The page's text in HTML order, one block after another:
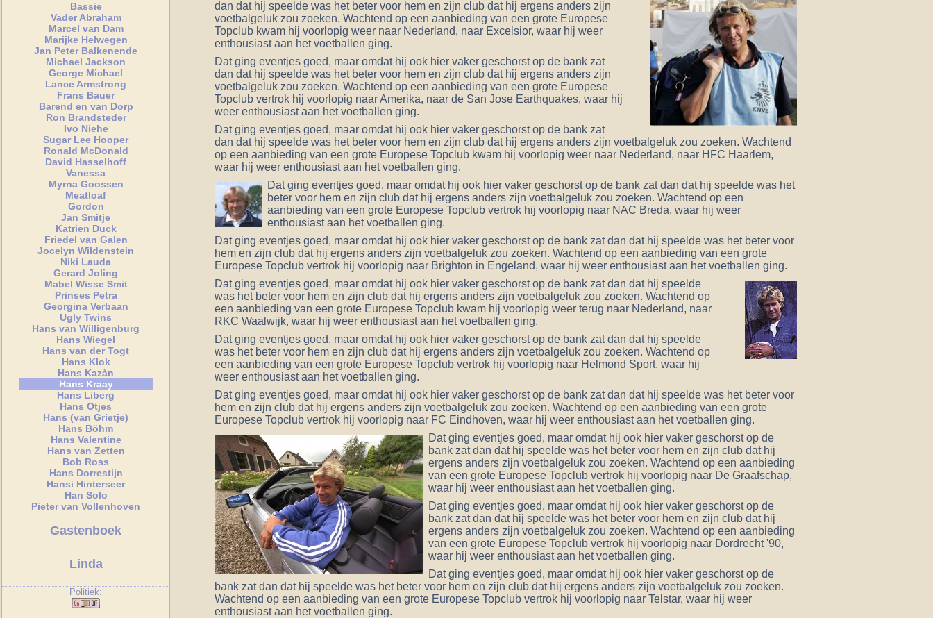
Bassie
Vader Abraham
Marcel van Dam
Marijke Helwegen
Jan Peter Balkenende
Michael Jackson
George Michael
Lance Armstrong
Frans Bauer
Barend en van Dorp
Ron Brandsteder
Ivo Niehe
Sugar Lee Hooper
Ronald McDonald
David Hasselhoff
Vanessa
Myrna Goossen
Meatloaf
Gordon
Jan Smitje
Katrien Duck
Friedel van Galen
Jocelyn Wildenstein
Niki Lauda
Gerard Joling
Mabel Wisse Smit
Prinses Petra
Georgina Verbaan
Ugly Twins
Hans van Willigenburg
Hans Wiegel
Hans van der Togt
Hans Klok
Hans Kazàn
Hans Kraay
Hans Liberg
Hans Otjes
Hans (van Grietje)
Hans Böhm
Hans Valentine
Hans van Zetten
Bob Ross
Hans Dorrestijn
Hansi Hinterseer
Han Solo
Pieter van Vollenhoven
Gastenboek
Linda
Politiek:
dan dat hij speelde was het beter voor hem en zijn club dat hij ergens anders zijn
voetbalgeluk zou zoeken. Wachtend op een aanbieding van een grote Europese
Topclub kwam hij voorlopig weer naar Nederland, naar Excelsior, waar hij weer
enthousiast aan het voetballen ging.
Dat ging eventjes goed, maar omdat hij ook hier vaker geschorst op de bank zat
dan dat hij speelde was het beter voor hem en zijn club dat hij ergens anders zijn
voetbalgeluk zou zoeken. Wachtend op een aanbieding van een grote Europese
Topclub vertrok hij voorlopig naar Amerika, naar de San Jose Earthquakes, waar hij
weer enthousiast aan het voetballen ging.
Dat ging eventjes goed, maar omdat hij ook hier vaker geschorst op de bank zat
dan dat hij speelde was het beter voor hem en zijn club dat hij ergens anders zijn voetbalgeluk zou zoeken. Wachtend
op een aanbieding van een grote Europese Topclub kwam hij voorlopig weer naar Nederland, naar HFC Haarlem,
waar hij weer enthousiast aan het voetballen ging.
Dat ging eventjes goed, maar omdat hij ook hier vaker geschorst op de bank zat dan dat hij speelde was het
beter voor hem en zijn club dat hij ergens anders zijn voetbalgeluk zou zoeken. Wachtend op een
aanbieding van een grote Europese Topclub vertrok hij voorlopig naar NAC Breda, waar hij weer
enthousiast aan het voetballen ging.
Dat ging eventjes goed, maar omdat hij ook hier vaker geschorst op de bank zat dan dat hij speelde was het beter voor
hem en zijn club dat hij ergens anders zijn voetbalgeluk zou zoeken. Wachtend op een aanbieding van een grote
Europese Topclub vertrok hij voorlopig naar Brighton in Engeland, waar hij weer enthousiast aan het voetballen ging.
Dat ging eventjes goed, maar omdat hij ook hier vaker geschorst op de bank zat dan dat hij speelde
was het beter voor hem en zijn club dat hij ergens anders zijn voetbalgeluk zou zoeken. Wachtend op
een aanbieding van een grote Europese Topclub kwam hij voorlopig weer terug naar Nederland, naar
RKC Waalwijk, waar hij weer enthousiast aan het voetballen ging.
Dat ging eventjes goed, maar omdat hij ook hier vaker geschorst op de bank zat dan dat hij speelde
was het beter voor hem en zijn club dat hij ergens anders zijn voetbalgeluk zou zoeken. Wachtend op
een aanbieding van een grote Europese Topclub vertrok hij voorlopig naar Helmond Sport, waar hij
weer enthousiast aan het voetballen ging.
Dat ging eventjes goed, maar omdat hij ook hier vaker geschorst op de bank zat dan dat hij speelde was het beter voor
hem en zijn club dat hij ergens anders zijn voetbalgeluk zou zoeken. Wachtend op een aanbieding van een grote
Europese Topclub vertrok hij voorlopig naar FC Eindhoven, waar hij weer enthousiast aan het voetballen ging.
Dat ging eventjes goed, maar omdat hij ook hier vaker geschorst op de
bank zat dan dat hij speelde was het beter voor hem en zijn club dat hij
ergens anders zijn voetbalgeluk zou zoeken. Wachtend op een aanbieding
van een grote Europese Topclub vertrok hij voorlopig naar De Graafschap,
waar hij weer enthousiast aan het voetballen ging.
Dat ging eventjes goed, maar omdat hij ook hier vaker geschorst op de
bank zat dan dat hij speelde was het beter voor hem en zijn club dat hij
ergens anders zijn voetbalgeluk zou zoeken. Wachtend op een aanbieding
van een grote Europese Topclub vertrok hij voorlopig naar Dordrecht '90,
waar hij weer enthousiast aan het voetballen ging.
Dat ging eventjes goed, maar omdat hij ook hier vaker geschorst op de
bank zat dan dat hij speelde was het beter voor hem en zijn club dat hij ergens anders zijn voetbalgeluk zou zoeken.
Wachtend op een aanbieding van een grote Europese Topclub vertrok hij voorlopig naar Telstar, waar hij weer
enthousiast aan het voetballen ging.